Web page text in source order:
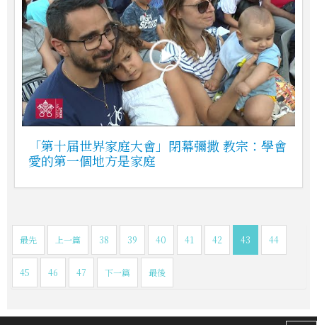
「第十届世界家庭大會」閉幕彌撒 教宗：學會
愛的第一個地方是家庭
最先 上一篇 38 39 40 41 42 43 44
45 46 47 下一篇 最後